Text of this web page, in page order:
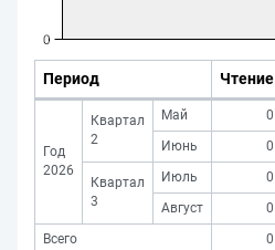
Период Чтение
Год
2026
Квартал
2
Май 0
Июнь
0
Квартал
3
Июль 0
Август
0
Всего
0